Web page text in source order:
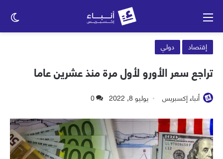
إقتصاد دولي
تراجع سعر الأورو لأول مرة منذ عشرين عاما
أنباء إكسبريس يوليو 8, 2022 0